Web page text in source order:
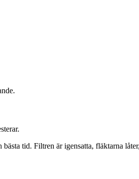
tid. Filtren är igensatta, fläktarna